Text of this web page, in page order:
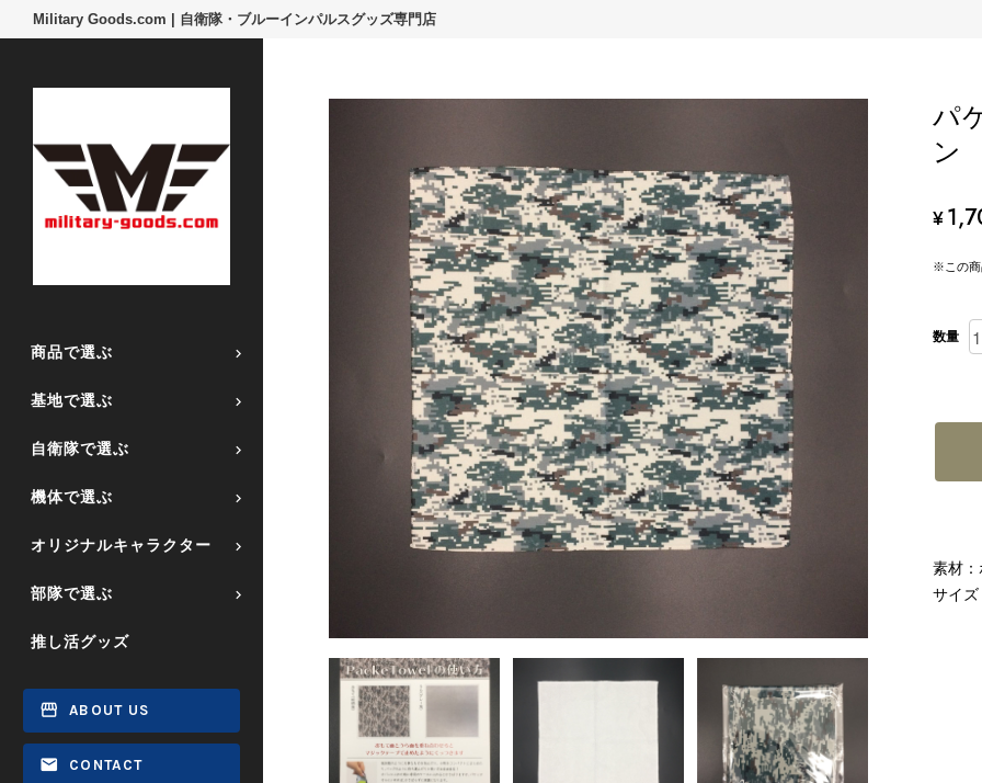
Military Goods.com | 自衛隊・ブルーインパルスグッズ専門店
商品で選ぶ
基地で選ぶ
自衛隊で選ぶ
機体で選ぶ
オリジナルキャラクター
部隊で選ぶ
推し活グッズ
ABOUT US
CONTACT
パ
ン
¥
※この商
数量
素材
サイ